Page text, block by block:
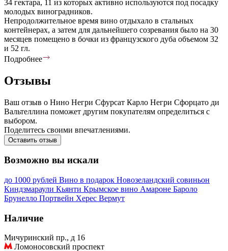
34 гектара, 11 из которых активно используются под посадку
молодых виноградников.
Непродолжительное время вино отдыхало в стальных
контейнерах, а затем для дальнейшего созревания было на 30
месяцев помещено в бочки из французского дуба объемом 32
и 52 гл.
Подробнее
Отзывы
Ваш отзыв о Нино Негри Сфурсат Карло Негри Сфорцато ди
Вальтеллина поможет другим покупателям определиться с
выбором.
Поделитесь своими впечатлениями.
Оставить отзыв
Возможно вы искали
до 1000 рублей Вино в подарок Новозеландский совиньон
Киндзмараули Кьянти Крымское вино Амароне Бароло
Брунелло Портвейн Херес Вермут
Наличие
Мичуринский пр., д 16
Ломоносовский проспект